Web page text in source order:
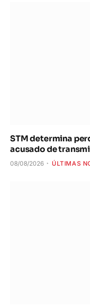
STM determina
acusado de
08/08/2026 ÚLTIMAS